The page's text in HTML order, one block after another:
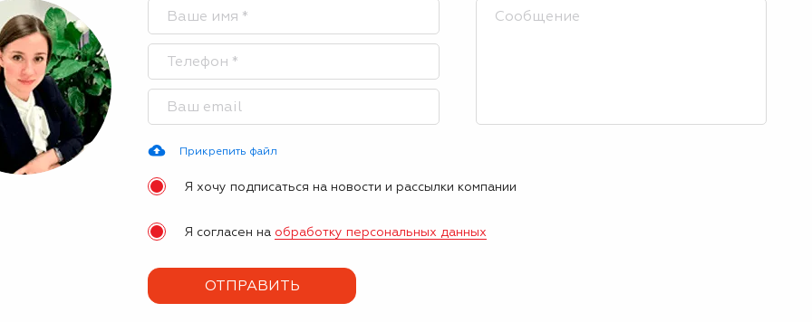
Прикрепить файл
Я хочу подписаться на новости и рассылки компании
Я согласен на обработку персональных данных